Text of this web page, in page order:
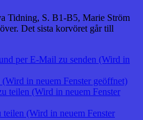
Tidning, S. B1-B5, Marie Ström
Det sista korvöret går till
per E-Mail zu senden (Wird in
in neuem Fenster geöffnet)
teilen (Wird in neuem Fenster
(Wird in neuem Fenster